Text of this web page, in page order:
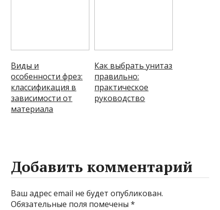
Виды и
особенности фрез:
классификация в
зависимости от
материала
Как выбрать унитаз
правильно:
практическое
руководство
Добавить комментарий
Ваш адрес email не будет опубликован.
Обязательные поля помечены*